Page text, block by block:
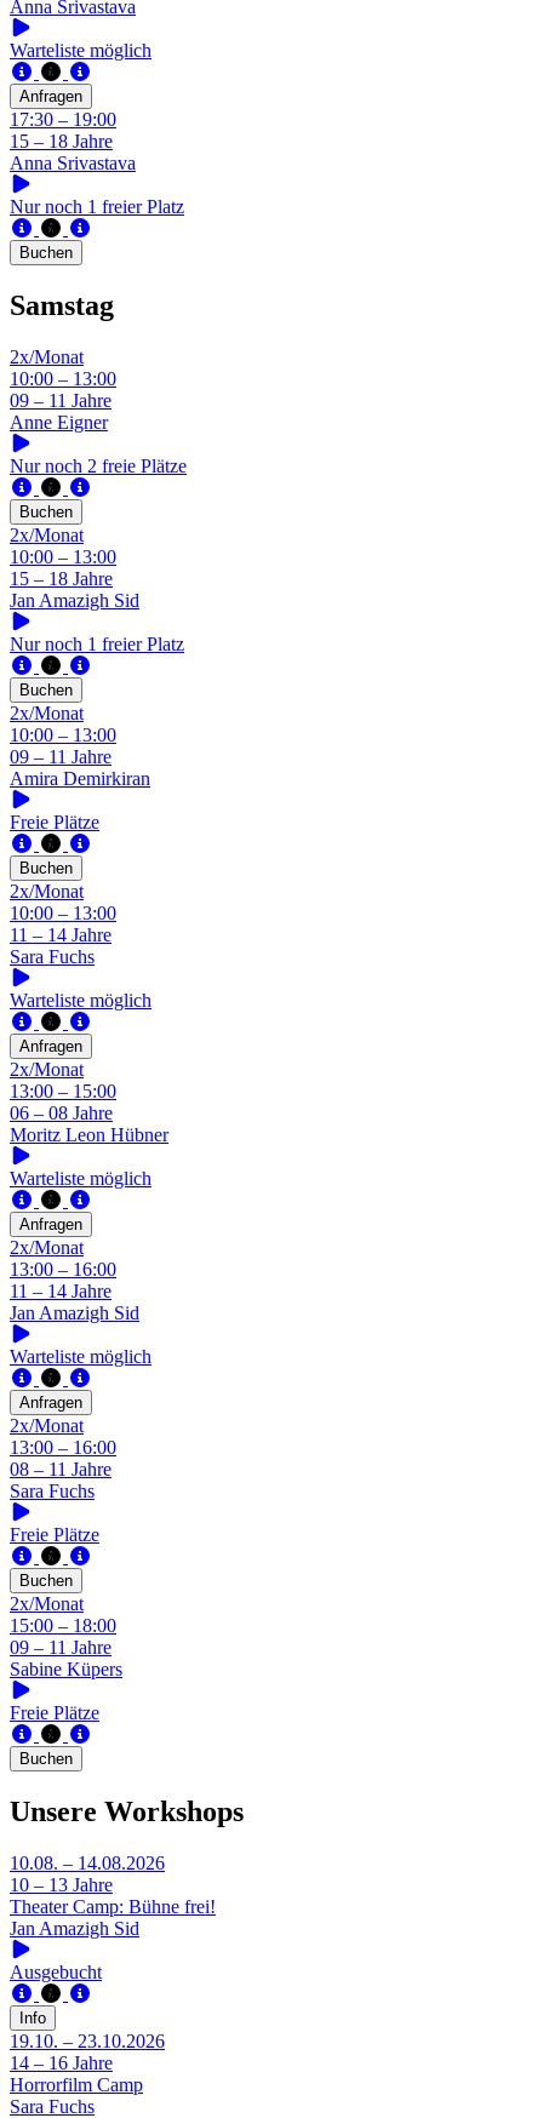
Anna Srivastava
Warteliste möglich
Anfragen
17:30 – 19:00
15 – 18 Jahre
Anna Srivastava
Nur noch 1 freier Platz
Buchen
Samstag
2x/Monat
10:00 – 13:00
09 – 11 Jahre
Anne Eigner
Nur noch 2 freie Plätze
Buchen
2x/Monat
10:00 – 13:00
15 – 18 Jahre
Jan Amazigh Sid
Nur noch 1 freier Platz
Buchen
2x/Monat
10:00 – 13:00
09 – 11 Jahre
Amira Demirkiran
Freie Plätze
Buchen
2x/Monat
10:00 – 13:00
11 – 14 Jahre
Sara Fuchs
Warteliste möglich
Anfragen
2x/Monat
13:00 – 15:00
06 – 08 Jahre
Moritz Leon Hübner
Warteliste möglich
Anfragen
2x/Monat
13:00 – 16:00
11 – 14 Jahre
Jan Amazigh Sid
Warteliste möglich
Anfragen
2x/Monat
13:00 – 16:00
08 – 11 Jahre
Sara Fuchs
Freie Plätze
Buchen
2x/Monat
15:00 – 18:00
09 – 11 Jahre
Sabine Küpers
Freie Plätze
Buchen
Unsere Workshops
10.08. – 14.08.2026
10 – 13 Jahre
Theater Camp: Bühne frei!
Jan Amazigh Sid
Ausgebucht
Info
19.10. – 23.10.2026
14 – 16 Jahre
Horrorfilm Camp
Sara Fuchs